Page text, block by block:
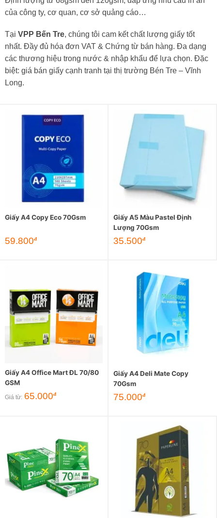
của công ty, cơ quan, cơ sở quảng cáo…
Tại VPP Bến Tre, chúng tôi cam kết chất lượng giấy tốt
nhất. Đầy đủ hóa đơn VAT & Chứng từ bán hàng. Đa dạng
các thương hiệu trong nước & nhập khẩu để lựa chọn. Đặc
biệt: giá bán giấy cạnh tranh tại thị trường Bén Tre – Vĩnh
Long.
Giấy A4 Copy Eco 70Gsm
59.800đ
Giấy A5 Màu Pastel Định
Lượng 70Gsm
35.500đ
Giấy A4 Office Mart ĐL 70/80
GSM
Giá từ: 65.000đ
Giấy A4 Deli Mate Copy
70Gsm
75.000đ